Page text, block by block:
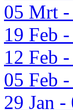
05 Mrt
19 Feb
12 Feb
05 Feb
29 Jan -